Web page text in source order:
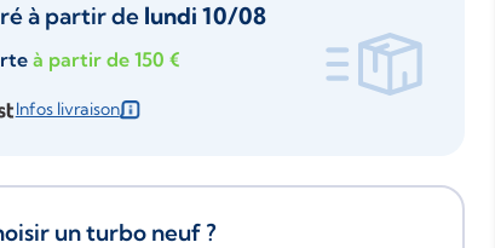
à partir de lundi 10/08
à partir de 150 €
Infos livraison
un turbo neuf ?